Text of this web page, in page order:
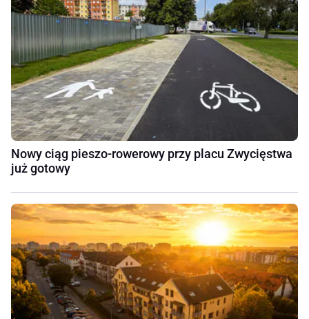
Nowy ciąg pieszo-rowerowy przy placu Zwycięstwa
już gotowy